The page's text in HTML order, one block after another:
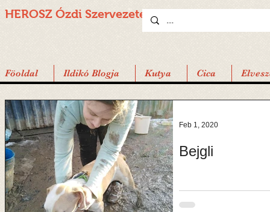
HEROSZ Ózdi Szervezete
Föoldal Ildikó Blogja Kutya Cica
Bejgli
Feb 1, 2020